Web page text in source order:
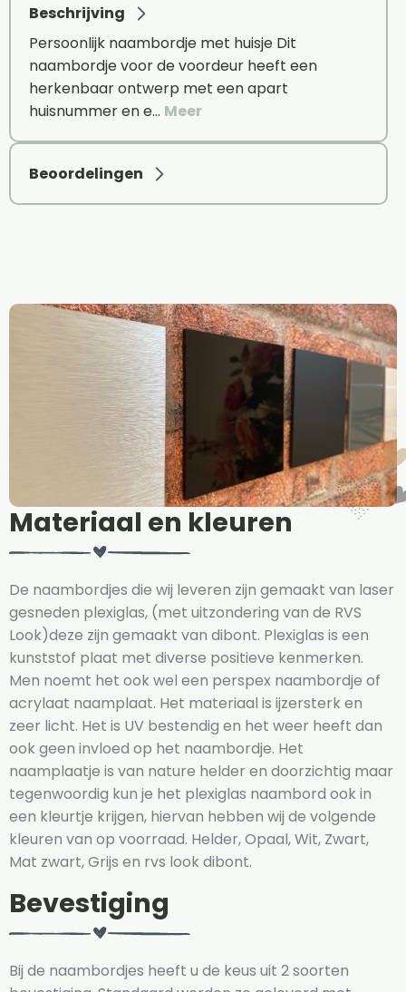
Beschrijving
Persoonlijk naambordje met huisje Dit
naambordje voor de voordeur heeft een
herkenbaar ontwerp met een apart
huisnummer en e… Meer
Beoordelingen
Materiaal en kleuren
De naambordjes die wij leveren zijn gemaakt van laser
gesneden plexiglas, (met uitzondering van de RVS
Look)deze zijn gemaakt van dibont. Plexiglas is een
kunststof plaat met diverse positieve kenmerken.
Men noemt het ook wel een perspex naambordje of
acrylaat naamplaat. Het materiaal is ijzersterk en
zeer licht. Het is UV bestendig en het weer heeft dan
ook geen invloed op het naambordje. Het
naamplaatje is van nature helder en doorzichtig maar
tegenwoordig kun je het plexiglas naambord ook in
een kleurtje krijgen, hiervan hebben wij de volgende
kleuren van op voorraad. Helder, Opaal, Wit, Zwart,
Mat zwart, Grijs en rvs look dibont.
Bevestiging
Bij de naambordjes heeft u de keus uit 2 soorten